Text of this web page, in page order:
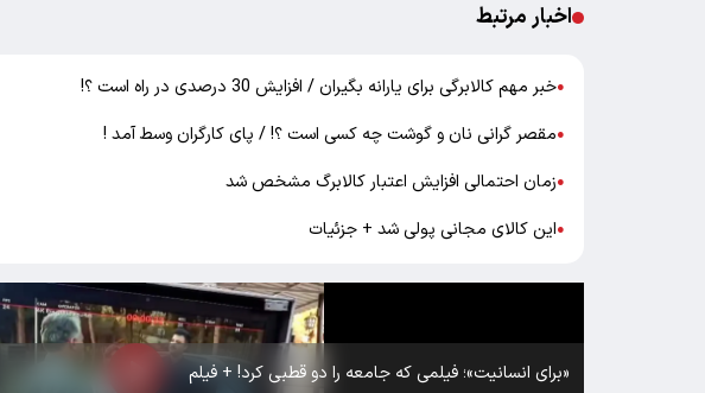
اخبار مرتبط
●خبر مهم کالابرگی برای یارانه بگیران / افزایش 30 درصدی در راه است ؟!
●مقصر گرانی نان و گوشت چه کسی است ؟! / پای کارگران وسط آمد !
●زمان احتمالی افزایش اعتبار کالابرگ مشخص شد
●این کالای مجانی پولی شد + جزئیات
«برای انسانیت»؛ فیلمی که جامعه را دو قطبی کرد! + فیلم